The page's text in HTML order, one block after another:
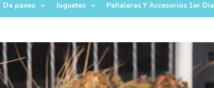
De paseo Juguetes Pañaleras Y Accesorios 1er Dia